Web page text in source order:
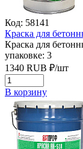
Код: 58141
Краска для
Краска для
упаковке: 3
1340 RUB ₽/шт
В корзину